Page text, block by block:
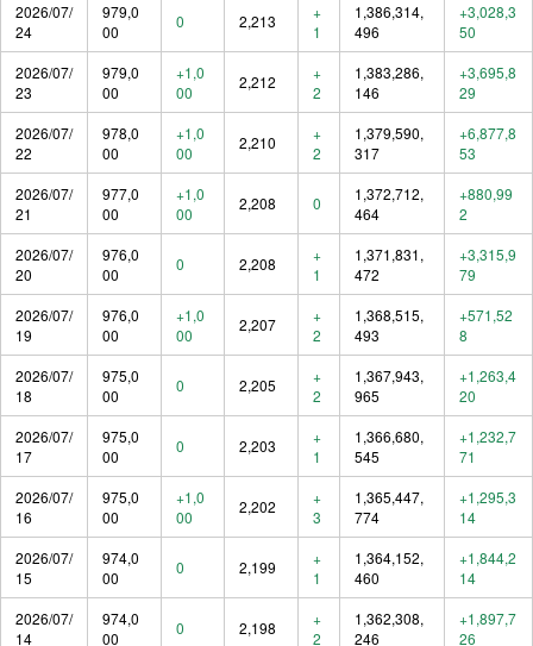
2026/07/
24
979,0
00
0 2,213
+
1
1,386,314,
496
+3,028,3
50
2026/07/
23
979,0
00
+1,0
00
2,212
+
2
1,383,286,
146
+3,695,8
29
2026/07/
22
978,0
00
+1,0
00
2,210
+
2
1,379,590,
317
+6,877,8
53
2026/07/
21
977,0
00
+1,0
00
2,208 0
1,372,712,
464
+880,99
2
2026/07/
20
976,0
00
0 2,208
+
1
1,371,831,
472
+3,315,9
79
2026/07/
19
976,0
00
+1,0
00
2,207
+
2
1,368,515,
493
+571,52
8
2026/07/
18
975,0
00
0 2,205
+
2
1,367,943,
965
+1,263,4
20
2026/07/
17
975,0
00
0 2,203
+
1
1,366,680,
545
+1,232,7
71
2026/07/
16
975,0
00
+1,0
00
2,202
+
3
1,365,447,
774
+1,295,3
14
2026/07/
15
974,0
00
0 2,199
+
1
1,364,152,
460
+1,844,2
14
2026/07/
14
974,0
00
0 2,198
+
2
1,362,308,
246
+1,897,7
26